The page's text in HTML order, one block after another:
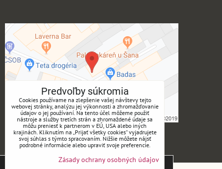
ukmotry
Predvoľby súkromia
Cookies používame na zlepšenie vašej návštevy tejto
webovej stránky, analýzu jej výkonnosti a zhromažďovanie
údajov o jej používaní. Na tento účel môžeme použiť
nástroje a služby tretích strán a zhromaždené údaje sa
môžu preniesť k partnerom v EÚ, USA alebo iných
krajinách. Kliknutím na „Prijať všetky cookies“ vyjadrujete
svoj súhlas s týmto spracovaním. Nižšie môžete nájsť
podrobné informácie alebo upraviť svoje preferencie.
Zásady ochrany osobných údajov
Tieto stránky používajú súbory cookies. Bližšie